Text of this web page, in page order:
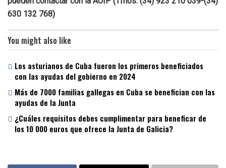
630 132 768)
You might also like
Los asturianos de Cuba fueron los primeros beneficiados
con las ayudas del gobierno en 2024
Más de 7000 familias gallegas en Cuba se benefician con las
ayudas de la Junta
¿Cuáles requisitos debes cumplimentar para beneficar de
los 10 000 euros que ofrece la Junta de Galicia?